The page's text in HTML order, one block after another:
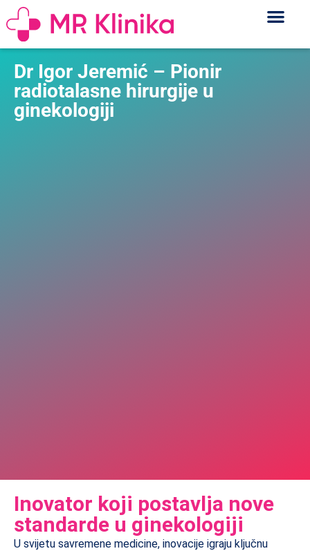
Dr Igor Jeremić – Pionir
radiotalasne hirurgije u
ginekologiji
Inovator koji postavlja nove
standarde u ginekologiji
U svijetu savremene medicine, inovacije igraju ključnu